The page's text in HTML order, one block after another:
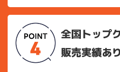
全国トップ
販売実績あ